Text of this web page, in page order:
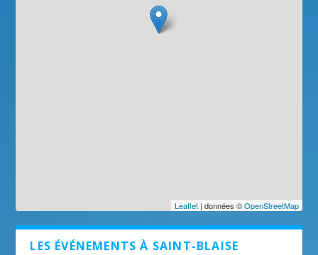
Leaflet| données ©OpenStreetMap
LES ÉVÉNEMENTS À SAINT-BLAISE